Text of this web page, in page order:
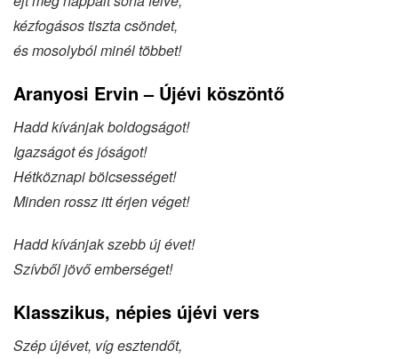
kézfogásos tiszta csöndet,
és mosolyból minél többet!
Aranyosi Ervin – Újévi köszöntő
Hadd kívánjak boldogságot!
Igazságot és jóságot!
Hétköznapi bölcsességet!
Minden rossz itt érjen véget!
Hadd kívánjak szebb új évet!
Szívből jövő emberséget!
Klasszikus, népies újévi vers
Szép újévet, víg esztendőt,